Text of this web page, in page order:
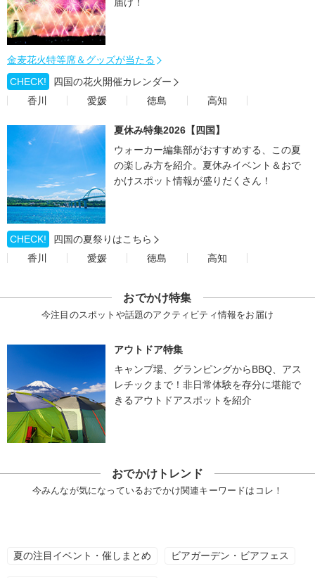
届け！
金麦花火特等席＆グッズが当たる
CHECK!
四国の花火開催カレンダー
香川
愛媛 徳島 高知
夏休み特集2026【四国】
ウォーカー編集部がおすすめする、この夏
の楽しみ方を紹介。夏休みイベント＆おで
かけスポット情報が盛りだくさん！
CHECK!
四国の夏祭りはこちら
香川
愛媛 徳島 高知
おでかけ特集
今注目のスポットや話題のアクティビティ情報をお届け
アウトドア特集
キャンプ場、グランピングからBBQ、アス
レチックまで！非日常体験を存分に堪能で
きるアウトドアスポットを紹介
おでかけトレンド
今みんなが気になっているおでかけ関連キーワードはコレ！
夏の注目イベント・催しまとめ ビアガーデン・ビアフェス